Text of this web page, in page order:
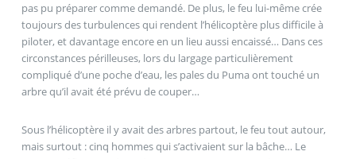
pas pu préparer comme demandé. De plus, le feu lui-même crée
toujours des turbulences qui rendent l’hélicoptère plus difficile à
piloter, et davantage encore en un lieu aussi encaissé… Dans ces
circonstances périlleuses, lors du largage particulièrement
compliqué d’une poche d’eau, les pales du Puma ont touché un
arbre qu’il avait été prévu de couper…
Sous l’hélicoptère il y avait des arbres partout, le feu tout autour,
mais surtout : cinq hommes qui s’activaient sur la bâche… Le